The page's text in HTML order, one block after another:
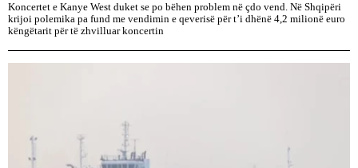
Koncertet e Kanye West duket se po bëhen problem në çdo vend. Në Shqipëri
krijoi polemika pa fund me vendimin e qeverisë për t’i dhënë 4,2 milionë euro
këngëtarit për të zhvilluar koncertin